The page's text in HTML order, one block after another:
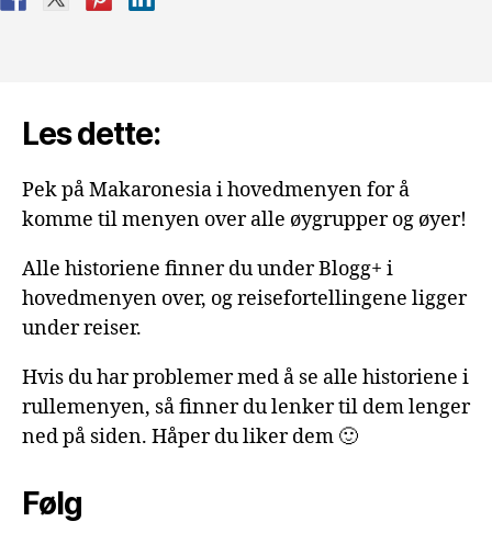
Les dette:
Pek på Makaronesia i hovedmenyen for å
komme til menyen over alle øygrupper og øyer!
Alle historiene finner du under Blogg+ i
hovedmenyen over, og reisefortellingene ligger
under reiser.
Hvis du har problemer med å se alle historiene i
rullemenyen, så finner du lenker til dem lenger
ned på siden. Håper du liker dem 🙂
Følg